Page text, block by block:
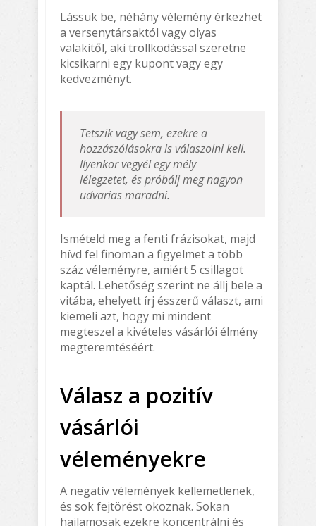
Lássuk be, néhány vélemény érkezhet
a versenytársaktól vagy olyas
valakitől, aki trollkodással szeretne
kicsikarni egy kupont vagy egy
kedvezményt.
Tetszik vagy sem, ezekre a
hozzászólásokra is válaszolni kell.
Ilyenkor vegyél egy mély
lélegzetet, és próbálj meg nagyon
udvarias maradni.
Ismételd meg a fenti frázisokat, majd
hívd fel finoman a figyelmet a több
száz véleményre, amiért 5 csillagot
kaptál. Lehetőség szerint ne állj bele a
vitába, ehelyett írj ésszerű választ, ami
kiemeli azt, hogy mi mindent
megteszel a kivételes vásárlói élmény
megteremtéséért.
Válasz a pozitív
vásárlói
véleményekre
A negatív vélemények kellemetlenek,
és sok fejtörést okoznak. Sokan
hajlamosak ezekre koncentrálni és